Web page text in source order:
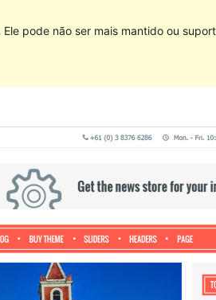
Ele pode não ser mais mantido ou